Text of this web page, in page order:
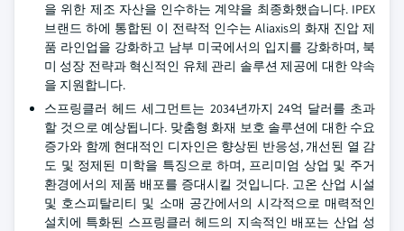
을 위한 제조 자산을 인수하는 계약을 최종화했습니다. IPEX
브랜드 하에 통합된 이 전략적 인수는 Aliaxis의 화재 진압 제
품 라인업을 강화하고 남부 미국에서의 입지를 강화하며, 북
미 성장 전략과 혁신적인 유체 관리 솔루션 제공에 대한 약속
을 지원합니다.
스프링클러 헤드 세그먼트는 2034년까지 24억 달러를 초과
할 것으로 예상됩니다. 맞춤형 화재 보호 솔루션에 대한 수요
증가와 함께 현대적인 디자인은 향상된 반응성, 개선된 열 감
도 및 정제된 미학을 특징으로 하며, 프리미엄 상업 및 주거
환경에서의 제품 배포를 증대시킬 것입니다. 고온 산업 시설
및 호스피탈리티 및 소매 공간에서의 시각적으로 매력적인
설치에 특화된 스프링클러 헤드의 지속적인 배포는 산업 성